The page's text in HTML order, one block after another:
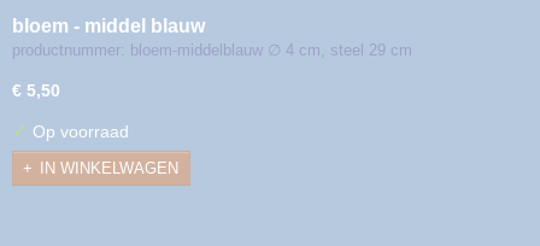
bloem - middel blauw
productnummer: bloem-middelblauw ∅ 4 cm, steel 29 cm
€ 5,50
✓ Op voorraad
IN WINKELWAGEN